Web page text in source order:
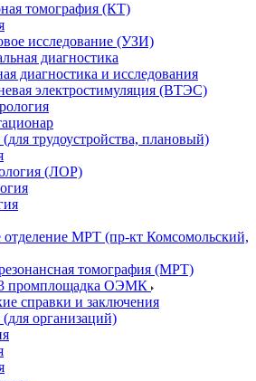
томография (КТ)
исследование (УЗИ)
диагностика
диагностика и исследования
электростимуляция (ВТЭС)
трудоустройства, плановый)
(ЛОР)
отделение МРТ (пр-кт Комсомольский,
томография (МРТ)
промплощадка ОЭМК
справки и заключения
организаций)